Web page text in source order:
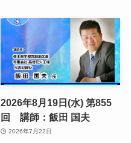
2026年8月19日(水) 第855
回 講師：飯田 国夫
2026年7月22日